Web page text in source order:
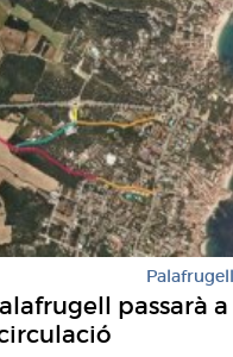
Palafrugell
passarà a